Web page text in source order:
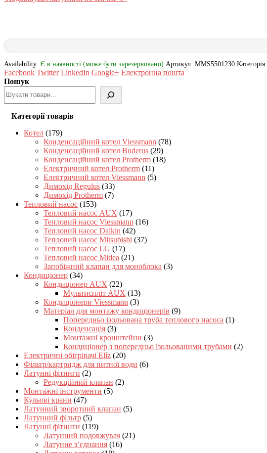
Availability: Є в наявності (може бути зарезервовано) Артикул: MMS5501230 Категорія:
Facebook Twitter LinkedIn Google+ Електронна пошта
Пошук
Категорії товарів
Котел (179)
Конденсаційний котел Viessmann (78)
Конденсаційний котел Buderus (29)
Конденсаційний котел Protherm (18)
Електричний котел Protherm (11)
Електричний котел Viessmann (5)
Димохід Regulus (33)
Димохід Protherm (7)
Тепловий насос (153)
Тепловий насос AUX (17)
Тепловий насос Viessmann (16)
Тепловий насос Daikin (42)
Тепловий насос Mitsubishi (37)
Тепловий насос LG (17)
Тепловий насос Midea (21)
Запобіжний клапан для моноблока (3)
Кондиціонер (34)
Кондиціонер AUX (22)
Мультиспліт AUX (13)
Кондиціонери Viessmann (3)
Матеріал для монтажу кондиціонерів (9)
Попередньо ізольована труба теплового насоса (1)
Конденсація (3)
Монтажні кронштейни (3)
Кондиціонер з попередньо ізольованими трубами (2)
Електричні обігрівачі Elíz (20)
Фільтр/картридж для питної води (6)
Латунні фітинги (2)
Редукційний клапан (2)
Монтажні інструменти (5)
Кульові крани (47)
Латунний зворотний клапан (5)
Латунний фільтр (5)
Латунні фітинги (119)
Латунний подовжувач (21)
Латунне з’єднання (16)